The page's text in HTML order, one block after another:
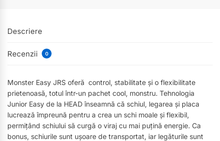
Descriere
Recenzii 0
Monster Easy JRS oferă control, stabilitate și o flexibilitate
prietenoasă, totul într-un pachet cool, monstru. Tehnologia
Junior Easy de la HEAD înseamnă că schiul, legarea și placa
lucrează împreună pentru a crea un schi moale și flexibil,
permițând schiului să curgă o viraj cu mai puțină energie. Ca
bonus, schiurile sunt ușoare de transportat, iar legăturile sunt